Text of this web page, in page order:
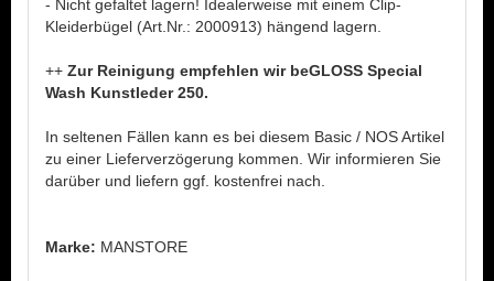
- Nicht gefaltet lagern! Idealerweise mit einem Clip-
Kleiderbügel (Art.Nr.: 2000913) hängend lagern.
++ Zur Reinigung empfehlen wir beGLOSS Special
Wash Kunstleder 250.
In seltenen Fällen kann es bei diesem Basic / NOS Artikel
zu einer Lieferverzögerung kommen. Wir informieren Sie
darüber und liefern ggf. kostenfrei nach.
Marke: MANSTORE